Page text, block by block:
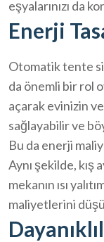
eşyalarınızı da
Enerji
Otomatik tente
da önemli bir rol
açarak evinizin
sağlayabilir ve
Bu da enerji
Aynı şekilde, kış
mekanın ısı
maliyetlerini